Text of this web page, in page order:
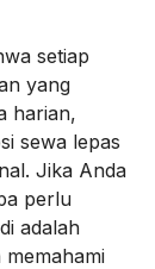
setiap
yang
harian,
sewa lepas
Jika Anda
perlu
adalah
memahami